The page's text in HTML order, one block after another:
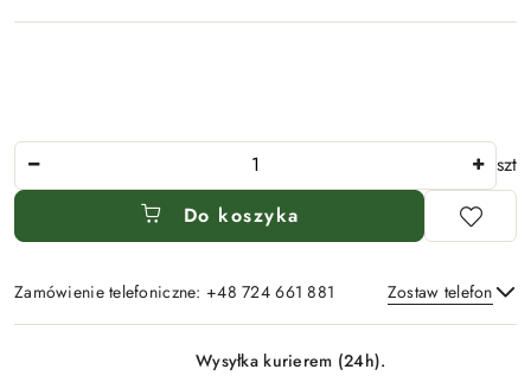
Ilość
szt
Do koszyka
Zamówienie telefoniczne: +48 724 661 881 Zostaw telefon
Dostępność
Wysyłka kurierem (24h).